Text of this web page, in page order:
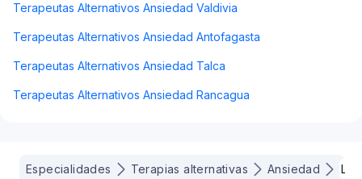
Terapeutas Alternativos Ansiedad Valdivia
Terapeutas Alternativos Ansiedad Antofagasta
Terapeutas Alternativos Ansiedad Talca
Terapeutas Alternativos Ansiedad Rancagua
Especialidades Terapias alternativas Ansiedad